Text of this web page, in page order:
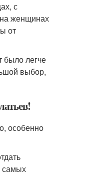
с
женщинах
от
было легче
выбор,
особенно
самых